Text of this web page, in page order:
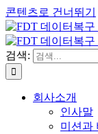
콘텐츠로 건너뛰기
검색:
회사소개
인사말
미션과